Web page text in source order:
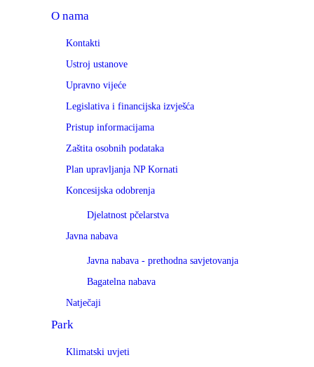
O nama
Kontakti
Ustroj ustanove
Upravno vijeće
Legislativa i financijska izvješća
Pristup informacijama
Zaštita osobnih podataka
Plan upravljanja NP Kornati
Koncesijska odobrenja
Djelatnost pčelarstva
Javna nabava
Javna nabava - prethodna savjetovanja
Bagatelna nabava
Natječaji
Park
Klimatski uvjeti